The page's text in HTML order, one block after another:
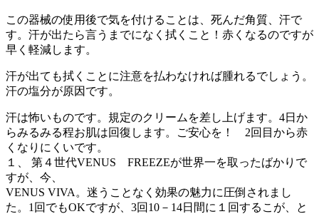
この器械の使用後で気を付けることは、死んだ角質、汗で
す。汗が出たら言うまでになく拭くこと！赤くなるのですが
早く軽減します。
汗が出ても拭くことに注意を払わなければ腫れるでしょう。
汗の塩分が原因です。
汗は怖いものです。規定のクリームを差し上げます。4日か
らみるみる程お肌は回復します。ご安心を！ 2回目から赤
くなりにくいです。
１、 第４世代VENUS FREEZEが世界一を取ったばかりで
すが、今、
VENUS VIVA。迷うことなく効果の魅力に圧倒されまし
た。1回でもOKですが、3回10－14日間に１回するこが、と